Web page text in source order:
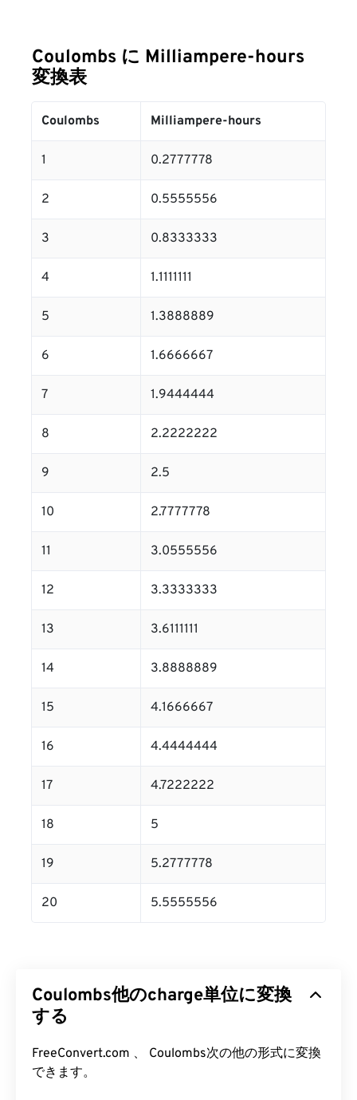
Coulombs に Milliampere-hours
変換表
Coulombs Milliampere-hours
1 0.2777778
2 0.5555556
3 0.8333333
4 1.1111111
5 1.3888889
6 1.6666667
7 1.9444444
8 2.2222222
9 2.5
10 2.7777778
11 3.0555556
12 3.3333333
13 3.6111111
14 3.8888889
15 4.1666667
16 4.4444444
17 4.7222222
18 5
19 5.2777778
20 5.5555556
Coulombs他のcharge単位に変換
する
FreeConvert.com 、 Coulombs次の他の形式に変換
できます。